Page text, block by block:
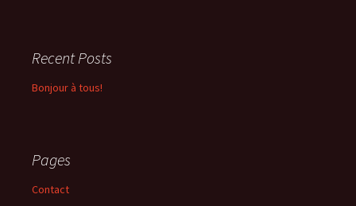
Recent Posts
Bonjour à tous!
Pages
Contact